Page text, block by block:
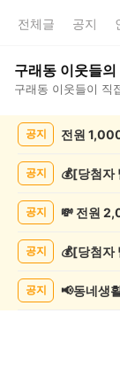
전체글 공지
구래동 이웃들의
구래동 이웃들이 직
록
공지 전원
공지
공지
공지
공지 📢동네생